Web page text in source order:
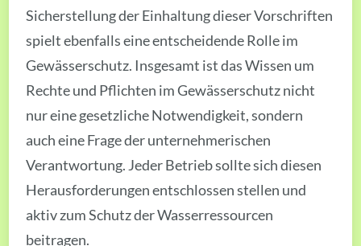
Sicherstellung der Einhaltung dieser Vorschriften
spielt ebenfalls eine entscheidende Rolle im
Gewässerschutz. Insgesamt ist das Wissen um
Rechte und Pflichten im Gewässerschutz nicht
nur eine gesetzliche Notwendigkeit, sondern
auch eine Frage der unternehmerischen
Verantwortung. Jeder Betrieb sollte sich diesen
Herausforderungen entschlossen stellen und
aktiv zum Schutz der Wasserressourcen
beitragen.